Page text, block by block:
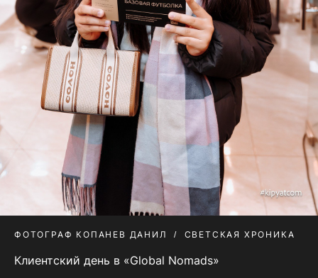
ФОТОГРАФ КОПАНЕВ ДАНИЛ СВЕТСКАЯ ХРОНИКА
Клиентский день в «Global Nomads»